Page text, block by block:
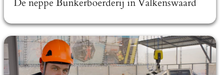
De neppe Bunkerboerderij in Valkenswaard